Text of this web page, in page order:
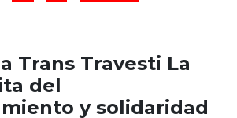
Cruz del Eje
Laboulaye y sur
Bell Ville
Río Tercero
Trans Travesti La
del
y solidaridad